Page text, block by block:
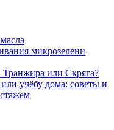
микрозелени
Транжира или Скряга?
учёбу дома: советы и